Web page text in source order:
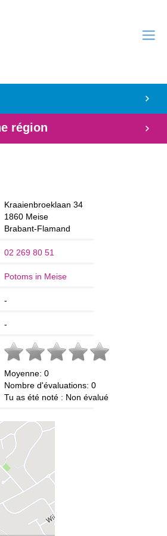
région
Kraaienbroeklaan 34
1860 Meise
Brabant-Flamand
02 269 80 51
Potoms in Meise
-
-
Moyenne: 0
Nombre d'évaluations: 0
Tu as été noté : Non évalué